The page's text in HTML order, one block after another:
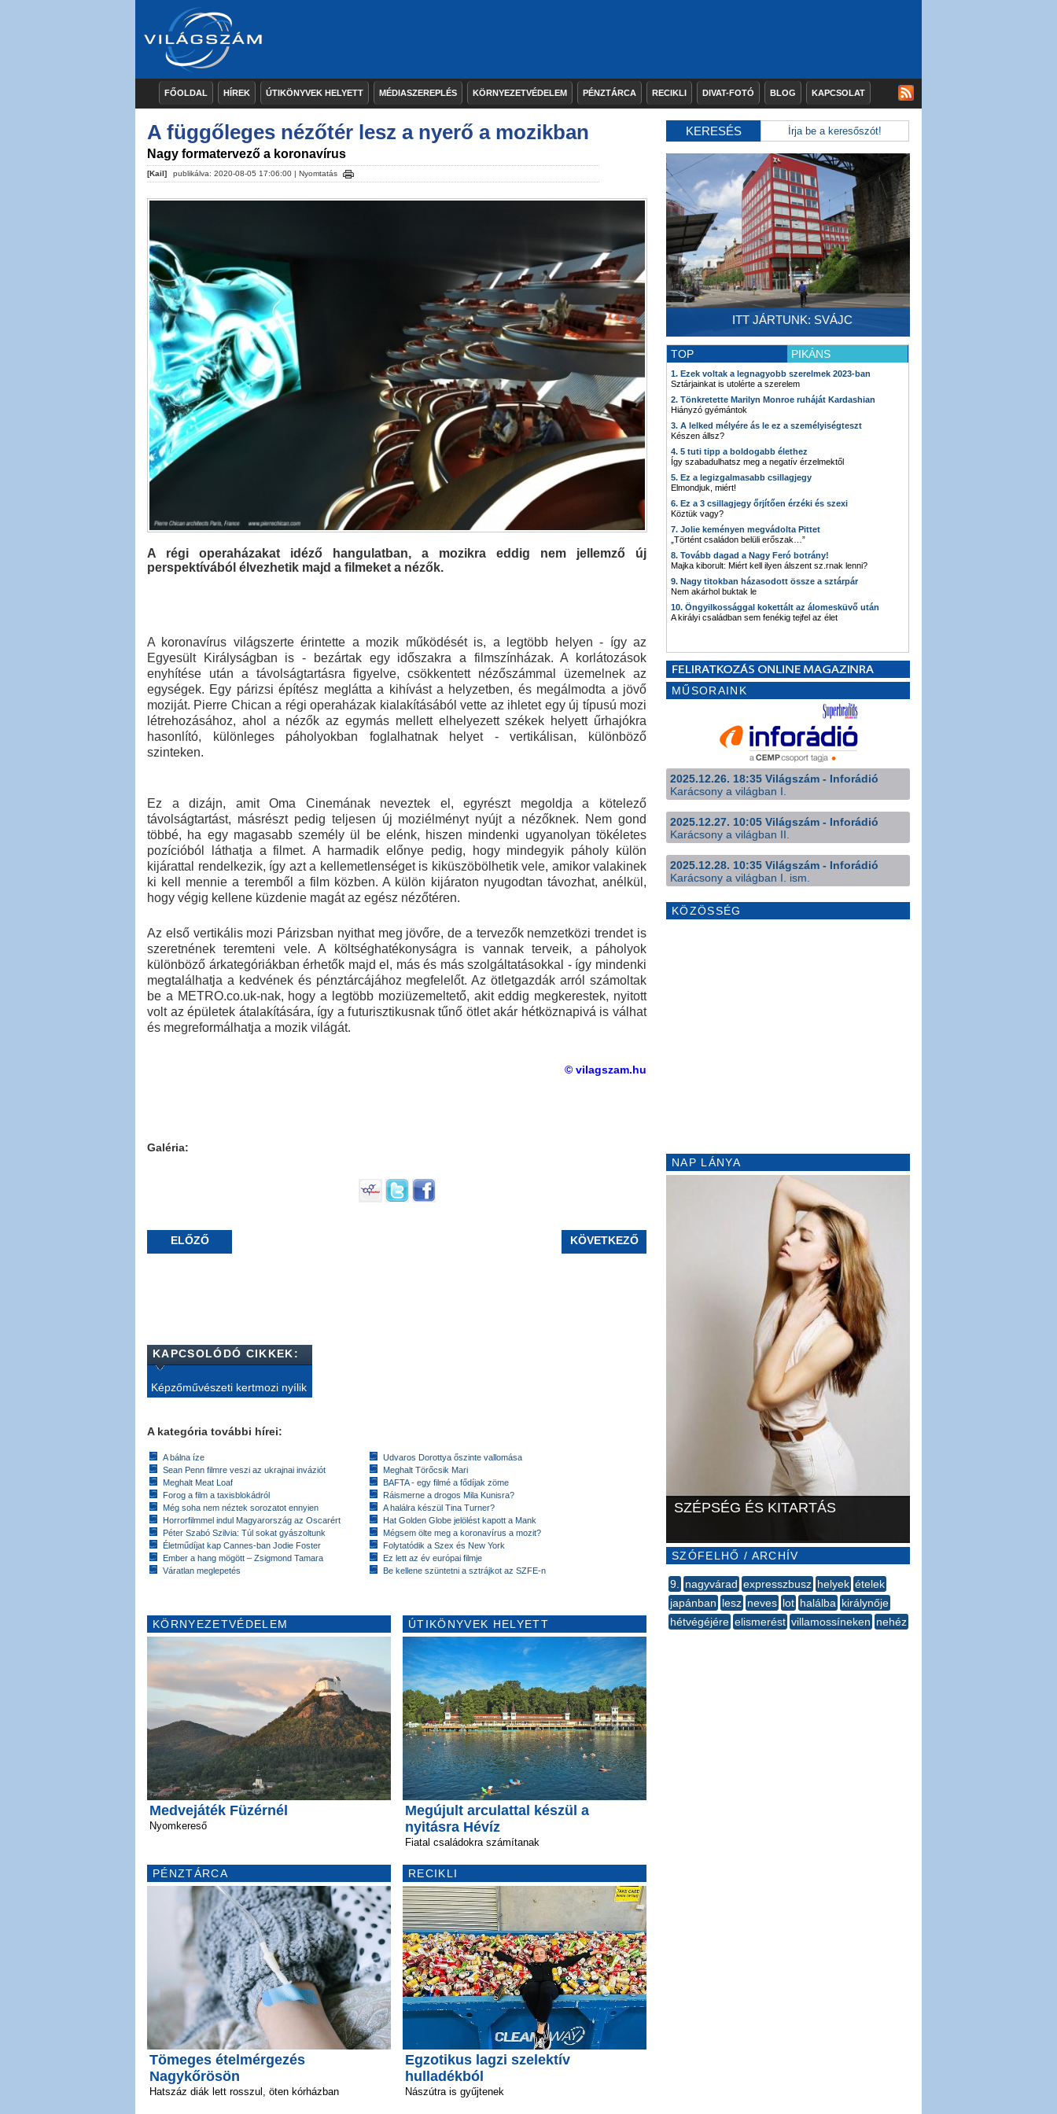
FŐOLDAL HÍREK ÚTIKÖNYVEK HELYETT MÉDIASZEREPLÉS KÖRNYEZETVÉDELEM PÉNZTÁRCA RECIKLI DIVAT-FOTÓ BLOG KAPCSOLAT
A függőleges nézőtér lesz a nyerő a mozikban
Nagy formatervező a koronavírus
[Kail] publikálva: 2020-08-05 17:06:00 | Nyomtatás
A régi operaházakat idéző hangulatban, a mozikra eddig nem jellemző új
perspektívából élvezhetik majd a filmeket a nézők.
A koronavírus világszerte érintette a mozik működését is, a legtöbb helyen - így az
Egyesült Királyságban is - bezártak egy időszakra a filmszínházak. A korlátozások
enyhítése után a távolságtartásra figyelve, csökkentett nézőszámmal üzemelnek az
egységek. Egy párizsi építész meglátta a kihívást a helyzetben, és megálmodta a jövő
moziját. Pierre Chican a régi operaházak kialakításából vette az ihletet egy új típusú mozi
létrehozásához, ahol a nézők az egymás mellett elhelyezett székek helyett űrhajókra
hasonlító, különleges páholyokban foglalhatnak helyet - vertikálisan, különböző
szinteken.
Ez a dizájn, amit Oma Cinemának neveztek el, egyrészt megoldja a kötelező
távolságtartást, másrészt pedig teljesen új moziélményt nyújt a nézőknek. Nem gond
többé, ha egy magasabb személy ül be elénk, hiszen mindenki ugyanolyan tökéletes
pozícióból láthatja a filmet. A harmadik előnye pedig, hogy mindegyik páholy külön
kijárattal rendelkezik, így azt a kellemetlenséget is kiküszöbölhetik vele, amikor valakinek
ki kell mennie a teremből a film közben. A külön kijáraton nyugodtan távozhat, anélkül,
hogy végig kellene küzdenie magát az egész nézőtéren.
Az első vertikális mozi Párizsban nyithat meg jövőre, de a tervezők nemzetközi trendet is
szeretnének teremteni vele. A költséghatékonyságra is vannak terveik, a páholyok
különböző árkategóriákban érhetők majd el, más és más szolgáltatásokkal - így mindenki
megtalálhatja a kedvének és pénztárcájához megfelelőt. Az ötletgazdák arról számoltak
be a METRO.co.uk-nak, hogy a legtöbb moziüzemeltető, akit eddig megkerestek, nyitott
volt az épületek átalakítására, így a futurisztikusnak tűnő ötlet akár hétköznapivá is válhat
és megreformálhatja a mozik világát.
© vilagszam.hu
Galéria:
ELŐZŐ KÖVETKEZŐ
KAPCSOLÓDÓ CIKKEK:
Képzőművészeti kertmozi nyílik
A kategória további hírei:
A bálna íze
Sean Penn filmre veszi az ukrajnai inváziót
Meghalt Meat Loaf
Forog a film a taxisblokádról
Még soha nem néztek sorozatot ennyien
Horrorfilmmel indul Magyarország az Oscarért
Péter Szabó Szilvia: Túl sokat gyászoltunk
Életműdíjat kap Cannes-ban Jodie Foster
Ember a hang mögött – Zsigmond Tamara
Váratlan meglepetés
Udvaros Dorottya őszinte vallomása
Meghalt Törőcsik Mari
BAFTA - egy filmé a fődíjak zöme
Ráismerne a drogos Mila Kunisra?
A halálra készül Tina Turner?
Hat Golden Globe jelölést kapott a Mank
Mégsem ölte meg a koronavírus a mozit?
Folytatódik a Szex és New York
Ez lett az év európai filmje
Be kellene szüntetni a sztrájkot az SZFE-n
KÖRNYEZETVÉDELEM
Medvejáték Füzérnél
Nyomkereső
PÉNZTÁRCA
Tömeges ételmérgezés
Nagykőrösön
Hatszáz diák lett rosszul, öten kórházban
ÚTIKÖNYVEK HELYETT
Megújult arculattal készül a
nyitásra Hévíz
Fiatal családokra számítanak
RECIKLI
Egzotikus lagzi szelektív
hulladékból
Nászútra is gyűjtenek
KERESÉS
ITT JÁRTUNK: SVÁJC
TOP PIKÁNS
1. Ezek voltak a legnagyobb szerelmek 2023-ban
Sztárjainkat is utolérte a szerelem
2. Tönkretette Marilyn Monroe ruháját Kardashian
Hiányzó gyémántok
3. A lelked mélyére ás le ez a személyiségteszt
Készen állsz?
4. 5 tuti tipp a boldogabb élethez
Így szabadulhatsz meg a negatív érzelmektől
5. Ez a legizgalmasabb csillagjegy
Elmondjuk, miért!
6. Ez a 3 csillagjegy őrjítően érzéki és szexi
Köztük vagy?
7. Jolie keményen megvádolta Pittet
„Történt családon belüli erőszak…”
8. Tovább dagad a Nagy Feró botrány!
Majka kiborult: Miért kell ilyen álszent sz.rnak lenni?
9. Nagy titokban házasodott össze a sztárpár
Nem akárhol buktak le
10. Öngyilkossággal kokettált az álomesküvő után
A királyi családban sem fenékig tejfel az élet
MŰSORAINK
2025.12.26. 18:35 Világszám - Inforádió
Karácsony a világban I.
2025.12.27. 10:05 Világszám - Inforádió
Karácsony a világban II.
2025.12.28. 10:35 Világszám - Inforádió
Karácsony a világban I. ism.
KÖZÖSSÉG
NAP LÁNYA
SZÉPSÉG ÉS KITARTÁS
SZÓFELHŐ / ARCHÍV
9. nagyvárad expresszbusz helyek ételek
japánban lesz neves lot halálba királynője
hétvégéjére elismerést villamossíneken nehéz